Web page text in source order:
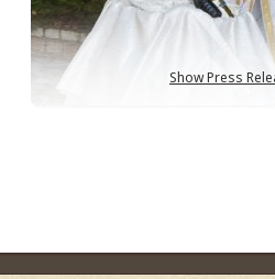
Show Press